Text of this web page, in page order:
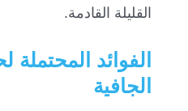
القليلة القادمة.
الفوائد
الجافية